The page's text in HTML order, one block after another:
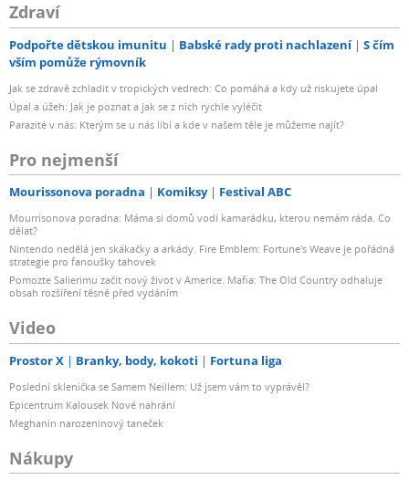
Zdraví
Podpořte dětskou imunitu Babské rady proti nachlazení
S čím
vším pomůže rýmovník
Jak se zdravě zchladit v tropických vedrech: Co pomáhá a kdy už riskujete úpal
Úpal a úžeh: Jak je poznat a jak se z nich rychle vyléčit
Parazité v nás: Kterým se u nás líbí a kde v našem těle je můžeme najít?
Pro nejmenší
Mourissonova poradna Komiksy Festival ABC
Mourrisonova poradna: Máma si domů vodí kamarádku, kterou nemám ráda. Co
dělat?
Nintendo nedělá jen skákačky a arkády. Fire Emblem: Fortune's Weave je pořádná
strategie pro fanoušky tahovek
Pomozte Salierimu začít nový život v Americe. Mafia: The Old Country odhaluje
obsah rozšíření těsně před vydáním
Video
Prostor X Branky, body, kokoti Fortuna liga
Poslední sklenička se Samem Neillem: Už jsem vám to vyprávěl?
Epicentrum Kalousek Nové nahrání
Meghanin narozeninový taneček
Nákupy